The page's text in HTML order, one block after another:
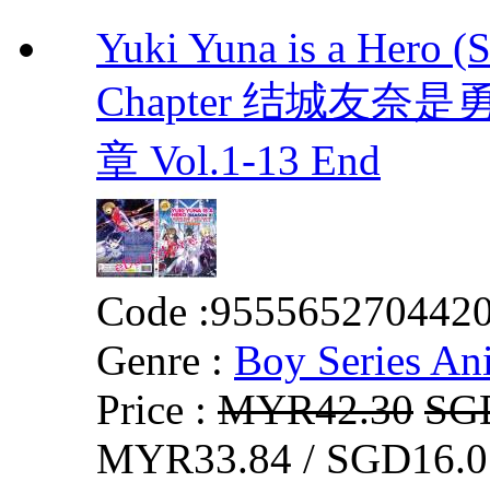
Yuki Yuna is a Hero
Chapter 结城友奈是
章 Vol.1-13 End
Code :
Genre : Boy Series
Price : MYR42.30
MYR33.84 /